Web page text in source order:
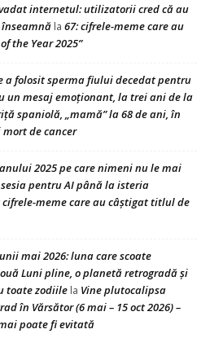
internetul: utilizatorii cred că au
înseamnă la 67: cifrele-meme care au
the Year 2025”
a folosit sperma fiului decedat pentru
un mesaj emoționant, la trei ani de la
spaniolă, „mamă” la 68 de ani, în
de cancer
2025 pe care nimeni nu le mai
pentru AI până la isteria
cifrele-meme care au câștigat titlul de
mai 2026: luna care scoate
Luni pline, o planetă retrogradă și
toate zodiile la Vine plutocalipsa
în Vărsător (6 mai – 15 oct 2026) –
poate fi evitată